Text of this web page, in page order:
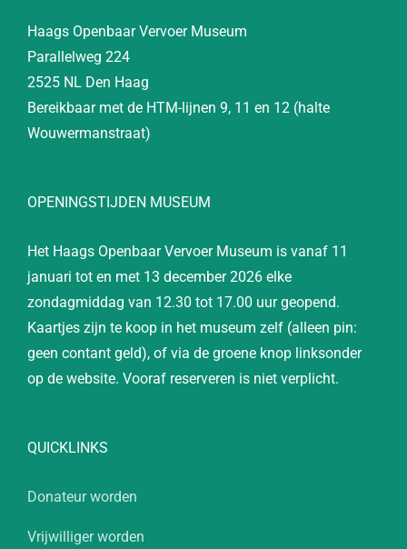
Haags Openbaar Vervoer Museum
Parallelweg 224
2525 NL Den Haag
Bereikbaar met de HTM-lijnen 9, 11 en 12 (halte
Wouwermanstraat)
OPENINGSTIJDEN MUSEUM
Het Haags Openbaar Vervoer Museum is vanaf 11
januari tot en met 13 december 2026 elke
zondagmiddag van 12.30 tot 17.00 uur geopend.
Kaartjes zijn te koop in het museum zelf (alleen pin:
geen contant geld), of via de groene knop linksonder
op de website. Vooraf reserveren is niet verplicht.
QUICKLINKS
Donateur worden
Vrijwilliger worden